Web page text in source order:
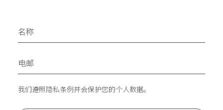
我们遵照隐私条例并会保护您的个人数据。